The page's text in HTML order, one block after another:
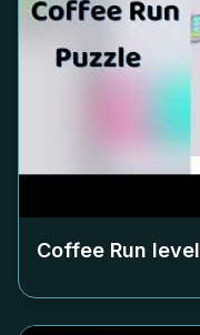
Coffee Run level